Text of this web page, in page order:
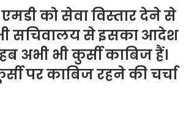
को सेवा विस्तार देने से
भी सचिवालय से इसका आदेश
अभी भी कुर्सी काबिज हैं।
पर काबिज रहने की चर्चा